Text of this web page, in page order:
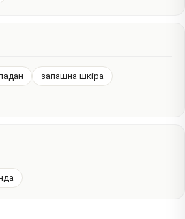
запашна шкіра